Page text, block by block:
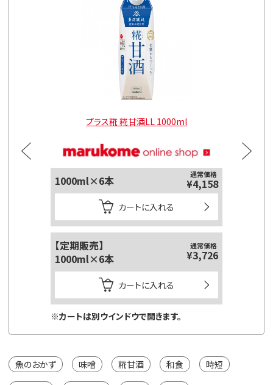
プラス糀 糀甘酒LL 1000ml
1000ml×6本 通常価格
¥4,158
カートに入れる
【定期販売】
1000ml×6本
通常価格
¥3,726
カートに入れる
※カートは別ウインドウで開きます。
魚のおかず 味噌 糀甘酒 和食 時短